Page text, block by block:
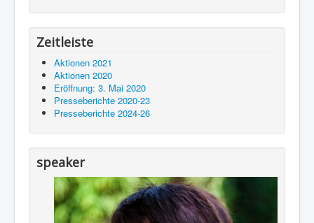
Zeitleiste
Aktionen 2021
Aktionen 2020
Eröffnung: 3. Mai 2020
Presseberichte 2020-23
Presseberichte 2024-26
speaker